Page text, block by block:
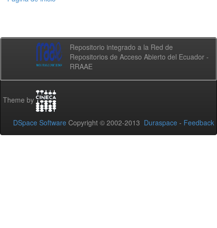
Repositorio integrado a la Red de
Repositorios de Acceso Abierto del Ecuador -
RRAAE
Theme by
DSpace Software Copyright © 2002-2013 Duraspace - Feedback